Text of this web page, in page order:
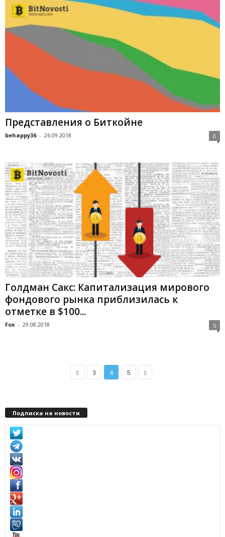
Представления о Биткойне
behappy36 - 26.09.2018 0
Голдман Сакс: Капитализация мирового
фондового рынка приблизилась к
отметке в $100...
Fox - 29.08.2018 5
3 4 5
Подписка на новости